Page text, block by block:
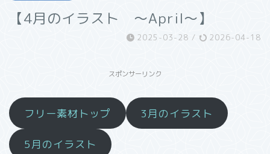
【4月のイラスト ～April～】
2025-03-28 / 2026-04-18
スポンサーリンク
フリー素材トップ 3月のイラスト
5月のイラスト